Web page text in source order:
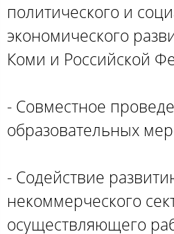
политического и
экономического
Коми и Российской
- Совместное
образовательных
- Содействие
некоммерческого
осуществляющего